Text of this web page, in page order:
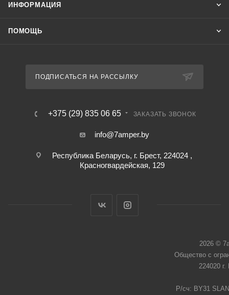
ИНФОРМАЦИЯ
ПОМОЩЬ
ПОДПИСАТЬСЯ НА РАССЫЛКУ
+375 (29) 835 06 65 ЗАКАЗАТЬ ЗВОНОК
info@7amper.by
Республика Беларусь, г. Брест, 224024 ,
Красногвардейская, 129
2026 ©
Общество с
224020
Р/сч: BY31